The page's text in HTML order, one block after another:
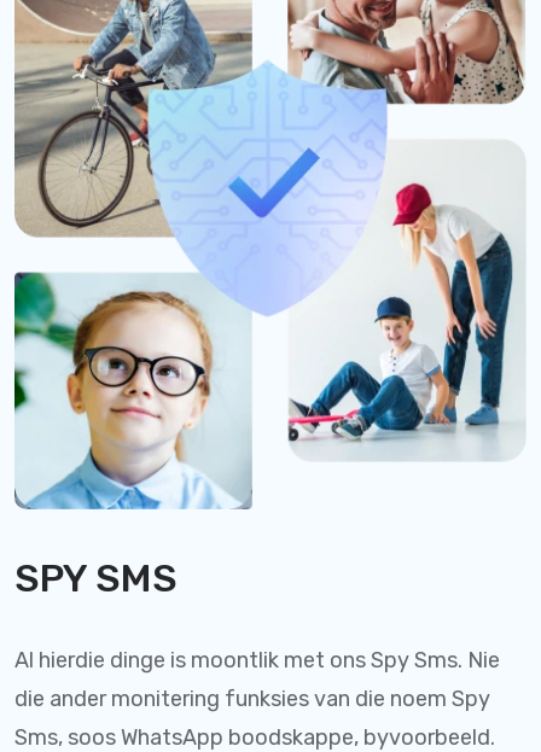
SPY SMS
Al hierdie dinge is moontlik met ons Spy Sms. Nie
die ander monitering funksies van die noem Spy
Sms, soos WhatsApp boodskappe, byvoorbeeld.